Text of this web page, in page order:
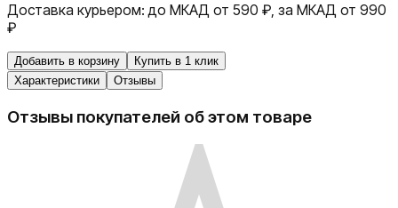
Доставка курьером: до МКАД от 590 ₽, за МКАД от 990
₽
Добавить в корзину
Купить в 1 клик
Характеристики
Отзывы
Отзывы покупателей об этом товаре